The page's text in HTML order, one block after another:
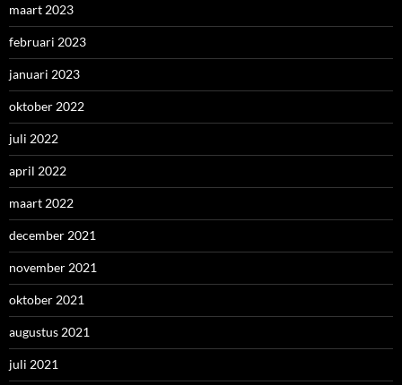
maart 2023
februari 2023
januari 2023
oktober 2022
juli 2022
april 2022
maart 2022
december 2021
november 2021
oktober 2021
augustus 2021
juli 2021